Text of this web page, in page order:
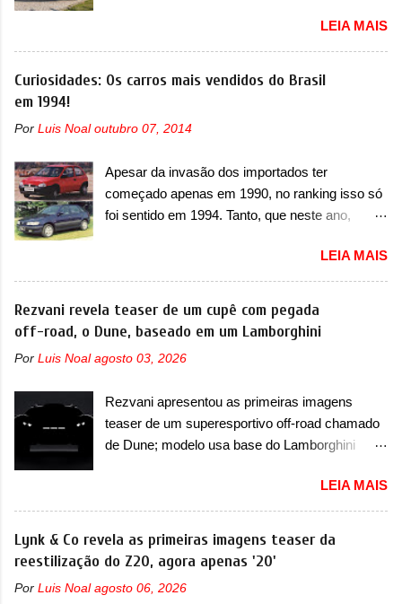
verificação e, se necessário, a substituição do
motor do ventilador HVAC (aquecimento,
ventilação e ar-condicionado). A marca também
uma sobrecarga do microprocessador do
poderá causar a perda de força motriz,
requerendo a atualização do software do
modulo de...
oficialmente a nova Strada, que aparece com
mudanças visuais e com uma nova opção de
motor. Depois da picape compacta receber o
motor 1.0 12v Turbo Flex, conhecido como
Strada soube ser mutável com avanços
importantes que a concorrência nunca
conseguiu acompanhar e agora ela abre uma
T200, que estreou nos irmãos Pulse e
Fastback. "A Fiat Strada é mais do que uma
picape, é uma verdadeira revolução no
mercado automotivo. Há alguns anos era
improvável pensar que uma picape chagaria ao
Strada fez. Mais do que isso: ela é a prova viva
que time que está ganhando se mexe sim. Ao
longo da sua história, ela...
LEIA MAIS
Curiosidades: Os carros mais vendidos do Brasil
em 1994!
Por Luis Noal outubro 07, 2014
Apesar da invasão dos importados ter
começado apenas em 1990, no ranking isso só
foi sentido em 1994. Tanto, que neste ano,
começar pelo Chevrolet Corsa, o mais
destacado deles no ranking que perdurou no
nosso mercado até início de 2012 e com
certeza foi um grandioso lançamento da
Chevrolet que assustou a concorrência. Nesse
ano também era lançada a nova geração do
ganhava uma nova geração feita do zero,
apelidada de "Bolinha" por suas formas
arredondadas. Além do Gol, outro Volkswagen
versão hatchback do Logus que chegava
depois de um ano de atraso. A invasão de 1994
foi marcava pelos franceses, alemães,
japoneses e coreanos que chegaram
arrancando corações em nosso mercado. Os
LEIA MAIS
Rezvani revela teaser de um cupê com pegada
off-road, o Dune, baseado em um Lamborghini
Por Luis Noal agosto 03, 2026
Rezvani apresentou as primeiras imagens
teaser de um superesportivo off-road chamado
de Dune; modelo usa base do Lamborghini
apresentou as primeiras imagens teaser de um
novo superesportivo que vai oferecer aos seus
consumidores. Trata-se do Dune, um cupê
superesportivo que terá uma proposta off-road
assim como outros esportivos recentemente
tiveram, como o Porsche 911 Dakar e o...
LEIA MAIS
Lynk & Co revela as primeiras imagens teaser da
reestilização do Z20, agora apenas '20'
Por Luis Noal agosto 06, 2026